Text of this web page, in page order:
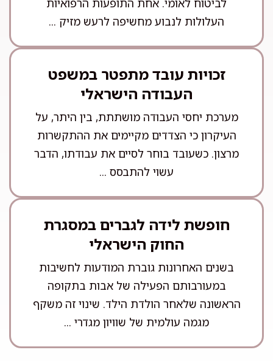
העלולות לנבוע מחשיפה לרעש מזיק ...
זכויות עובד מתפטר במשפט
העבודה הישראלי
מערכת יחסי העבודה מושתתת, בין היתר, על
העיקרון כי הצדדים מקיימים את ההתקשרות
מרצון. כשעובד בוחר לסיים את עבודתו, הדבר
עשוי להתבסס ...
חופשת לידה לגברים במסגרת
החוק הישראלי
בשנים האחרונות גוברת המודעות לחשיבות
במעורבותם הפעילה של אבות בתקופה
הראשונה שלאחר הולדת הילד. שינוי זה משקף
מגמה עולמית של שוויון מגדרי ...